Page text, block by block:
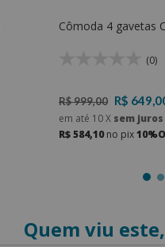
(0)
R$ 999,00 R$
em até 10X sem juros
R$ 584,10no pix
Quem viu